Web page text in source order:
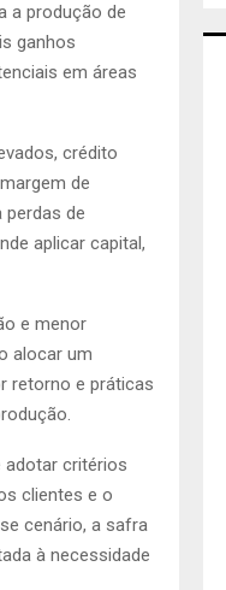
a produção de
ganhos
em áreas
crédito
de
de
aplicar capital,
e menor
alocar um
retorno e práticas
adotar critérios
clientes e o
cenário, a safra
à necessidade